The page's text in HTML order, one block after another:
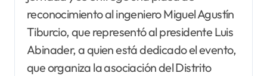
reconocimiento al ingeniero Miguel Agustín
Tiburcio, que representó al presidente Luis
Abinader, a quien está dedicado el evento,
que organiza la asociación del Distrito